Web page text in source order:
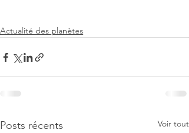
Actualité des planètes
Posts récents Voir tout